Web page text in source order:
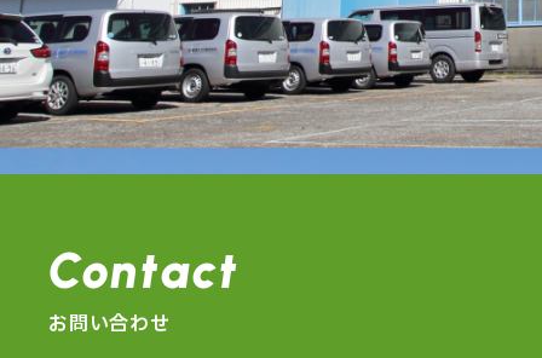
Contact
お問い合わせ